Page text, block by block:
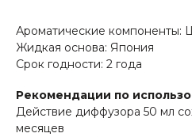
Ароматические компоненты:
Жидкая основа: Япония
Срок годности: 2 года
Рекомендации по
Действие диффузора 50 мл
месяцев